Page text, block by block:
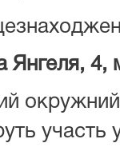
Янгеля,
участь